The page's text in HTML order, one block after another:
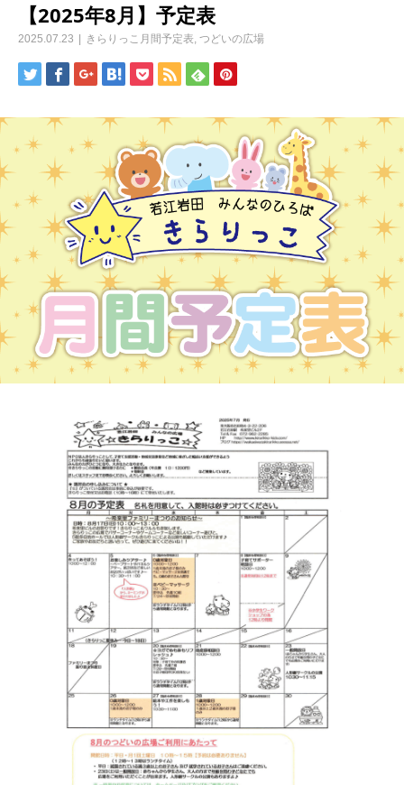
【2025年8月】予定表
2025.07.23 きらりっこ月間予定表, つどいの広場